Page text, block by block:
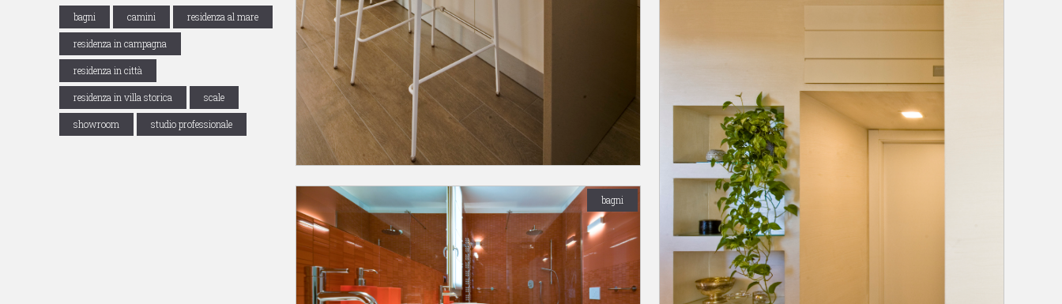
bagni camini residenza al mare
residenza in campagna
residenza in città
residenza in villa storica scale
showroom studio professionale
bagni